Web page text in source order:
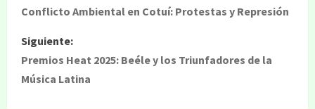
Conflicto Ambiental en Cotuí: Protestas y Represión
Siguiente:
Premios Heat 2025: Beéle y los Triunfadores de la
Música Latina